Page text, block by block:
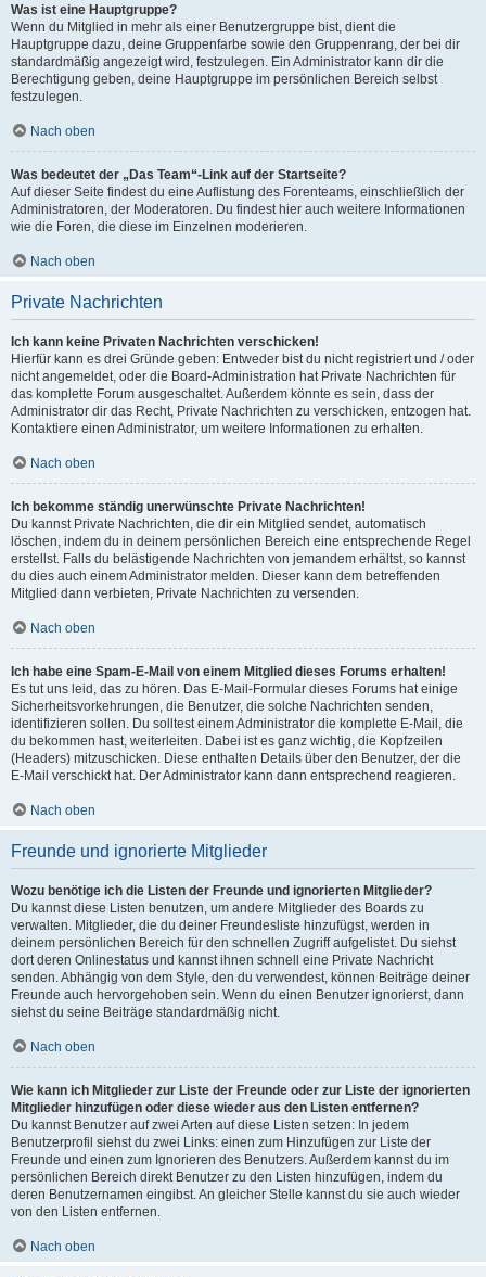
Was ist eine Hauptgruppe?
Wenn du Mitglied in mehr als einer Benutzergruppe bist, dient die
Hauptgruppe dazu, deine Gruppenfarbe sowie den Gruppenrang, der bei dir
standardmäßig angezeigt wird, festzulegen. Ein Administrator kann dir die
Berechtigung geben, deine Hauptgruppe im persönlichen Bereich selbst
festzulegen.
Nach oben
Was bedeutet der „Das Team“-Link auf der Startseite?
Auf dieser Seite findest du eine Auflistung des Forenteams, einschließlich der
Administratoren, der Moderatoren. Du findest hier auch weitere Informationen
wie die Foren, die diese im Einzelnen moderieren.
Nach oben
Private Nachrichten
Ich kann keine Privaten Nachrichten verschicken!
Hierfür kann es drei Gründe geben: Entweder bist du nicht registriert und / oder
nicht angemeldet, oder die Board-Administration hat Private Nachrichten für
das komplette Forum ausgeschaltet. Außerdem könnte es sein, dass der
Administrator dir das Recht, Private Nachrichten zu verschicken, entzogen hat.
Kontaktiere einen Administrator, um weitere Informationen zu erhalten.
Nach oben
Ich bekomme ständig unerwünschte Private Nachrichten!
Du kannst Private Nachrichten, die dir ein Mitglied sendet, automatisch
löschen, indem du in deinem persönlichen Bereich eine entsprechende Regel
erstellst. Falls du belästigende Nachrichten von jemandem erhältst, so kannst
du dies auch einem Administrator melden. Dieser kann dem betreffenden
Mitglied dann verbieten, Private Nachrichten zu versenden.
Nach oben
Ich habe eine Spam-E-Mail von einem Mitglied dieses Forums erhalten!
Es tut uns leid, das zu hören. Das E-Mail-Formular dieses Forums hat einige
Sicherheitsvorkehrungen, die Benutzer, die solche Nachrichten senden,
identifizieren sollen. Du solltest einem Administrator die komplette E-Mail, die
du bekommen hast, weiterleiten. Dabei ist es ganz wichtig, die Kopfzeilen
(Headers) mitzuschicken. Diese enthalten Details über den Benutzer, der die
E-Mail verschickt hat. Der Administrator kann dann entsprechend reagieren.
Nach oben
Freunde und ignorierte Mitglieder
Wozu benötige ich die Listen der Freunde und ignorierten Mitglieder?
Du kannst diese Listen benutzen, um andere Mitglieder des Boards zu
verwalten. Mitglieder, die du deiner Freundesliste hinzufügst, werden in
deinem persönlichen Bereich für den schnellen Zugriff aufgelistet. Du siehst
dort deren Onlinestatus und kannst ihnen schnell eine Private Nachricht
senden. Abhängig von dem Style, den du verwendest, können Beiträge deiner
Freunde auch hervorgehoben sein. Wenn du einen Benutzer ignorierst, dann
siehst du seine Beiträge standardmäßig nicht.
Nach oben
Wie kann ich Mitglieder zur Liste der Freunde oder zur Liste der ignorierten
Mitglieder hinzufügen oder diese wieder aus den Listen entfernen?
Du kannst Benutzer auf zwei Arten auf diese Listen setzen: In jedem
Benutzerprofil siehst du zwei Links: einen zum Hinzufügen zur Liste der
Freunde und einen zum Ignorieren des Benutzers. Außerdem kannst du im
persönlichen Bereich direkt Benutzer zu den Listen hinzufügen, indem du
deren Benutzernamen eingibst. An gleicher Stelle kannst du sie auch wieder
von den Listen entfernen.
Nach oben